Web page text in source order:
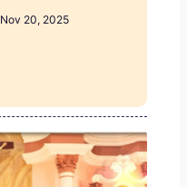
Nov 20, 2025